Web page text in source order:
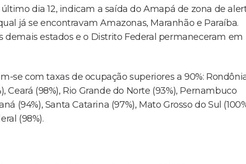
dia 12, indicam a saída do Amapá de zona de
já se encontravam Amazonas, Maranhão e Paraíba.
demais estados e o Distrito Federal permaneceram em
se com taxas de ocupação superiores a 90%:
Ceará (98%), Rio Grande do Norte (93%), Pernambuco
(94%), Santa Catarina (97%), Mato Grosso do Sul
(98%).